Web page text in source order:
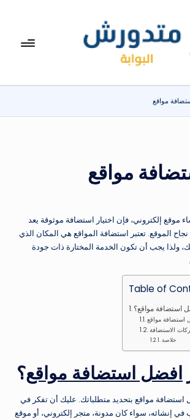
مواقع
مواقع
موقع إلكتروني، فإن اختيار استضافة موثوقة يعد
الموقع. تعتبر استضافة المواقع هي المكان الذي
ولذا يجب أن تكون الخدمة المختارة ذات جودة
Table of
استضافة مواقع؟
استضافة مواقع
الاستضافة
خلاصة
افضل استضافة مواقع؟
استضافة مواقع بتحديد متطلباتك. عليك أن تفكر في
في إنشائه، سواء كان مدونة، متجر إلكتروني، أو موقع